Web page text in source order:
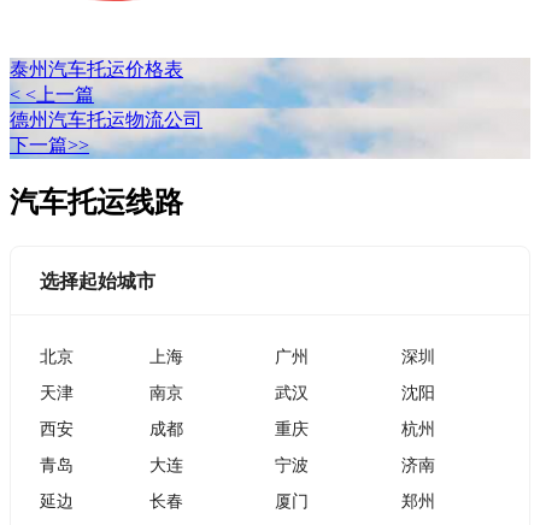
泰州汽车托运价格表
< <上一篇
德州汽车托运物流公司
下一篇>>
汽车托运线路
选择起始城市
北京 上海 广州
深圳
天津
南京 武汉
沈阳
西安
成都 重庆
杭州
青岛
大连 宁波
济南
延边
长春 厦门
郑州